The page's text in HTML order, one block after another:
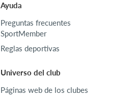
Ayuda
Preguntas frecuentes
SportMember
Reglas deportivas
Universo del club
Páginas web de los clubes